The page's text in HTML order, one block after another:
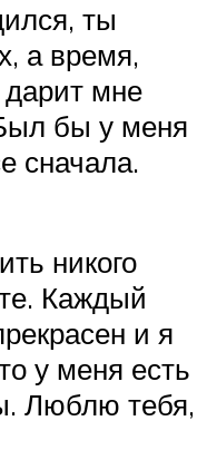
ты
а время,
мне
бы у меня
сначала.
никого
Каждый
и я
у меня есть
Люблю тебя,